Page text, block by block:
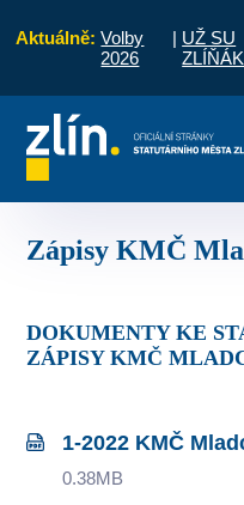
Aktuálně: Volby
2026
| UŽ SU
vyřídit
Zápisy KMČ
DOKUMENTY KE STAŽENÍ ZE SLOŽKY
ZÁPISY KMČ
1-2022 KMČ
0.38MB